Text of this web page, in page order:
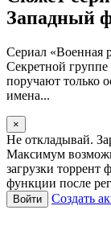
Западный
Сериал «Военная
Секретной
поручают только
имена...
×
Не откладывай.
Максимум
загрузки торрент
функции после
Войти Создать